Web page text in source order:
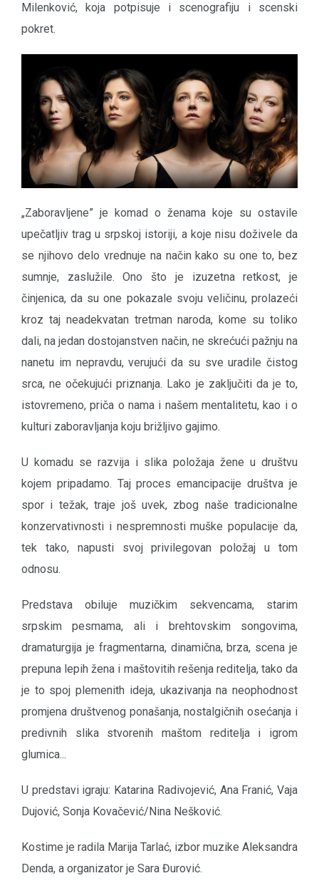
Milenković, koja potpisuje i scenografiju i scenski
pokret.
„Zaboravljene” je komad o ženama koje su ostavile
upečatljiv trag u srpskoj istoriji, a koje nisu doživele da
se njihovo delo vrednuje na način kako su one to, bez
sumnje, zaslužile. Ono što je izuzetna retkost, je
činjenica, da su one pokazale svoju veličinu, prolazeći
kroz taj neadekvatan tretman naroda, kome su toliko
dali, na jedan dostojanstven način, ne skrećući pažnju na
nanetu im nepravdu, verujući da su sve uradile čistog
srca, ne očekujući priznanja. Lako je zaključiti da je to,
istovremeno, priča o nama i našem mentalitetu, kao i o
kulturi zaboravljanja koju brižljivo gajimo.
U komadu se razvija i slika položaja žene u društvu
kojem pripadamo. Taj proces emancipacije društva je
spor i težak, traje još uvek, zbog naše tradicionalne
konzervativnosti i nespremnosti muške populacije da,
tek tako, napusti svoj privilegovan položaj u tom
odnosu.
Predstava obiluje muzičkim sekvencama, starim
srpskim pesmama, ali i brehtovskim songovima,
dramaturgija je fragmentarna, dinamična, brza, scena je
prepuna lepih žena i maštovitih rešenja reditelja, tako da
je to spoj plemenith ideja, ukazivanja na neophodnost
promjena društvenog ponašanja, nostalgičnih osećanja i
predivnih slika stvorenih maštom reditelja i igrom
glumica...
U predstavi igraju: Katarina Radivojević, Ana Franić, Vaja
Dujović, Sonja Kovačević/Nina Nešković.
Kostime je radila Marija Tarlać, izbor muzike Aleksandra
Denda, a organizator je Sara Đurović.